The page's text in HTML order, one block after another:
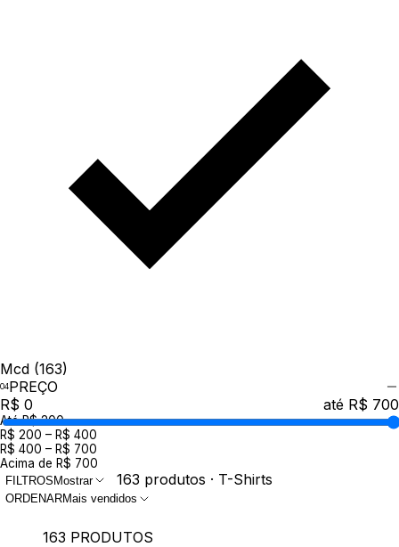
Mcd (163)
PREÇO
R$ 0
até R$ 700
Até R$ 200
R$ 200 – R$ 400
R$ 400 – R$ 700
Acima de R$ 700
FILTROS Mostrar 163 produtos · T-Shirts
ORDENARMais vendidos
163 PRODUTOS